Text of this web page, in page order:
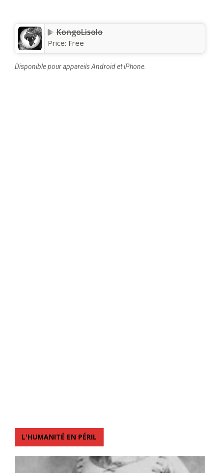
KongoLisolo
Price: Free
Disponible pour appareils Android et iPhone.
L'HUMANITÉ EN PÉRIL